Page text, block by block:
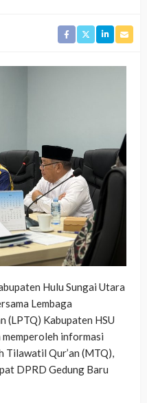
Hulu Sungai Utara
Lembaga
(LPTQ) Kabupaten HSU
informasi
Tilawatil Qur’an (MTQ),
DPRD Gedung Baru